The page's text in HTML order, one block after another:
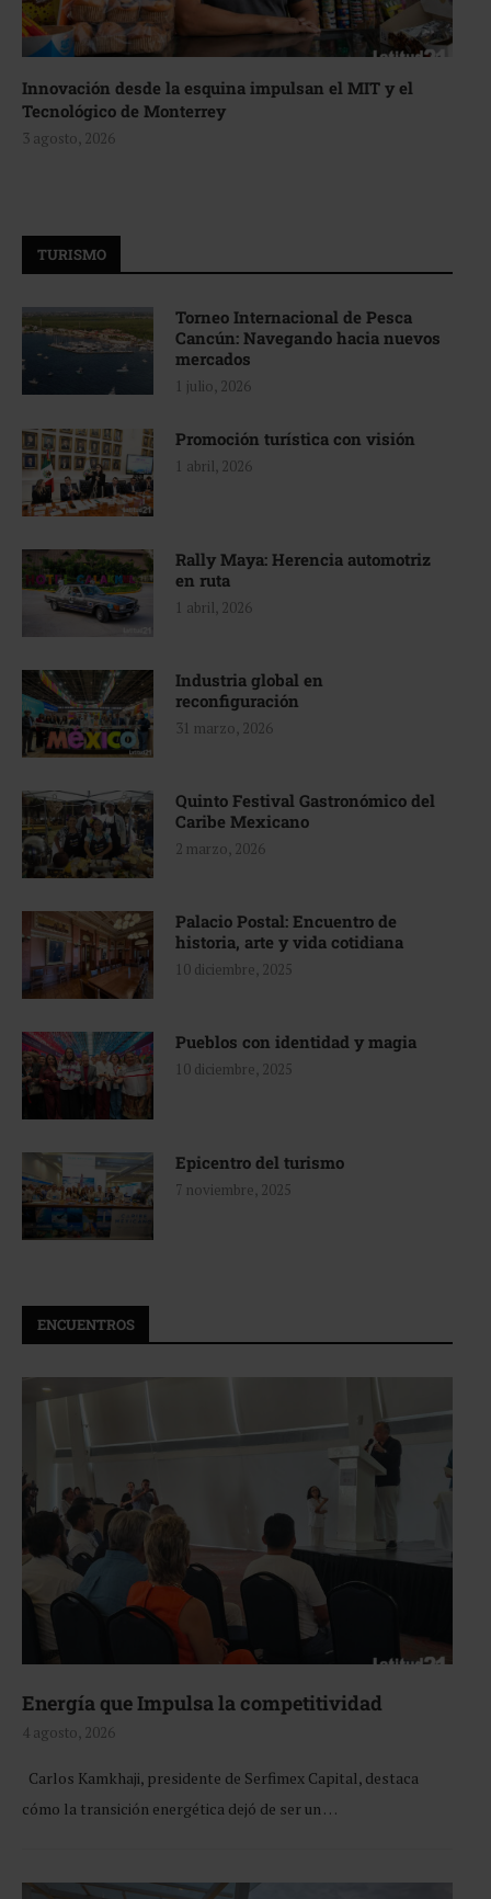
Innovación desde la esquina impulsan el MIT y el
Tecnológico de Monterrey
3 agosto, 2026
TURISMO
Torneo Internacional de Pesca
Cancún: Navegando hacia nuevos
mercados
1 julio, 2026
Promoción turística con visión
1 abril, 2026
Rally Maya: Herencia automotriz
en ruta
1 abril, 2026
Industria global en
reconfiguración
31 marzo, 2026
Quinto Festival Gastronómico del
Caribe Mexicano
2 marzo, 2026
Palacio Postal: Encuentro de
historia, arte y vida cotidiana
10 diciembre, 2025
Pueblos con identidad y magia
10 diciembre, 2025
Epicentro del turismo
7 noviembre, 2025
ENCUENTROS
Energía que Impulsa la competitividad
4 agosto, 2026
Carlos Kamkhaji, presidente de Serfimex Capital, destaca
cómo la transición energética dejó de ser un …